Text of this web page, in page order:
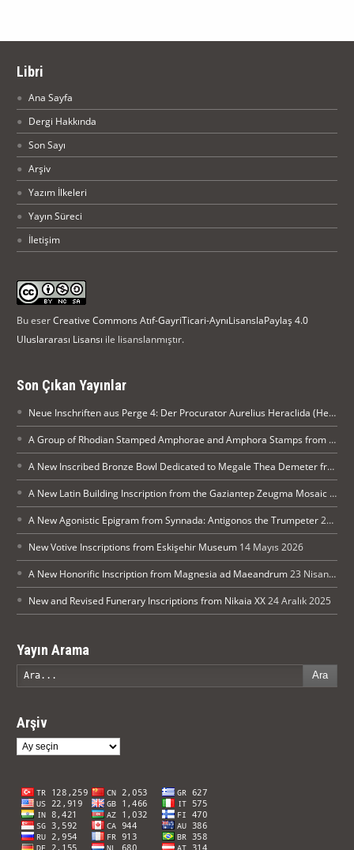
Libri
Ana Sayfa
Dergi Hakkında
Son Sayı
Arşiv
Yazım İlkeleri
Yayın Süreci
İletişim
Bu eserCreative Commons Atıf-GayriTicari-AynıLisanslaPaylaş 4.0
Uluslararası Lisansı ile lisanslanmıştır.
Son Çıkan Yayınlar
Neue Inschriften aus Perge 4: Der Procurator Aurelius Heraclida (Heraklides) ehrt Kaiser Diocletian in Perge
A Group of Rhodian Stamped Amphorae and Amphora Stamps from Silifke Museum
A New Inscribed Bronze Bowl Dedicated to Megale Thea Demeter from Arykanda
A New Latin Building Inscription from the Gaziantep Zeugma Mosaic Museum
A New Agonistic Epigram from Synnada: Antigonos the Trumpeter21 Mayıs 2026
New Votive Inscriptions from Eskişehir Museum 14 Mayıs 2026
A New Honorific Inscription from Magnesia ad Maeandrum23 Nisan 2026
New and Revised Funerary Inscriptions from Nikaia XX24 Aralık 2025
Yayın Arama
Ara
Arşiv
Arşiv